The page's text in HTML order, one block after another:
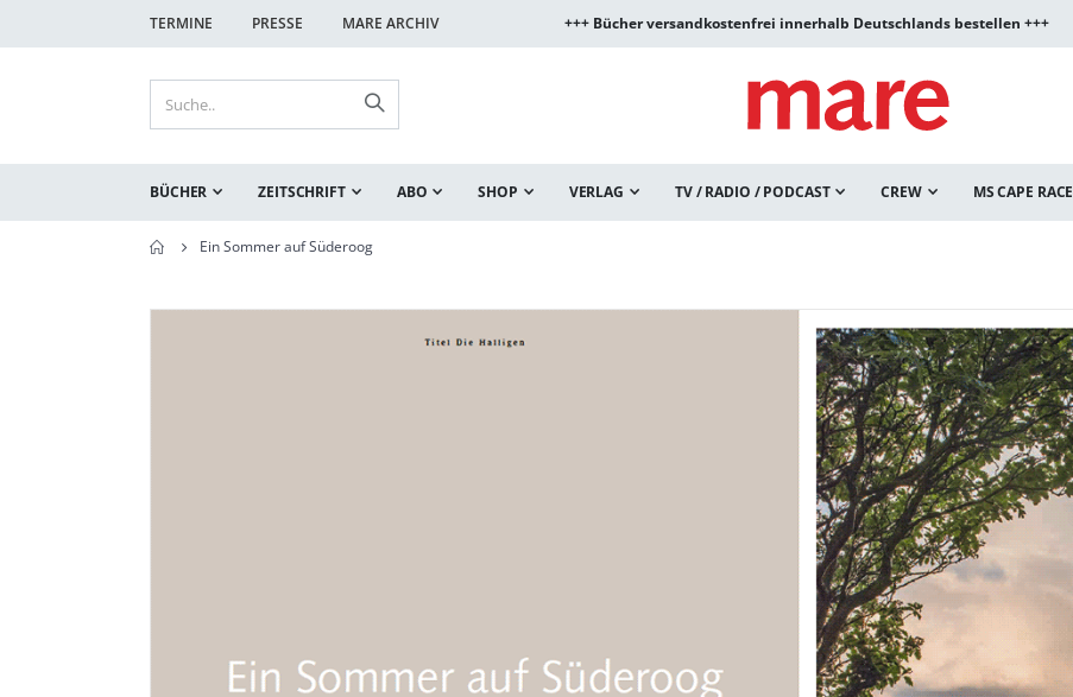
TERMINE PRESSE MARE ARCHIV +++ Bücher versandkostenfrei innerhalb Deutschlands bestellen +++
BÜCHER ZEITSCHRIFT ABO SHOP VERLAG TV / RADIO / PODCAST CREW MS CAPE RACE
Ein Sommer auf Süderoog